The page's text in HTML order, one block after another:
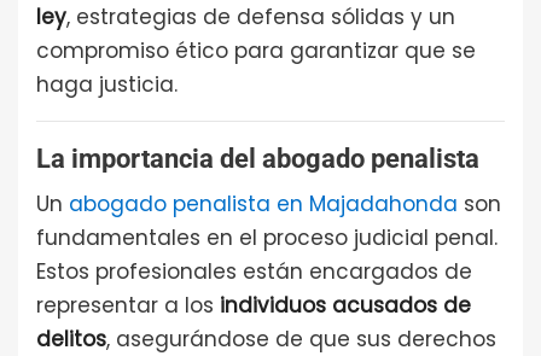
ley, estrategias de defensa sólidas y un
compromiso ético para garantizar que se
haga justicia.
La importancia del abogado penalista
Un abogado penalista en Majadahonda son
fundamentales en el proceso judicial penal.
Estos profesionales están encargados de
representar a los individuos acusados de
delitos, asegurándose de que sus derechos